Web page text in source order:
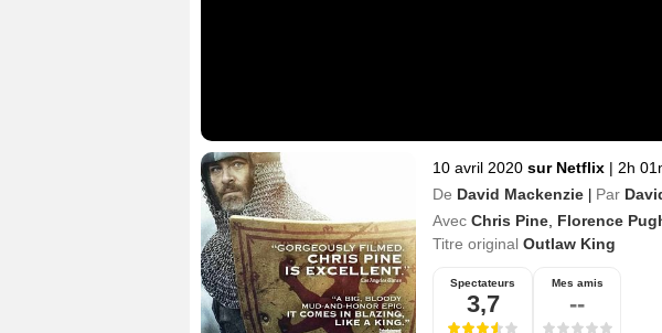
10 avril 2020 sur Netflix | 2h
De David Mackenzie | Par
Avec Chris Pine Florence
Titre original Outlaw King
Spectateurs
3,7
Mes amis
--